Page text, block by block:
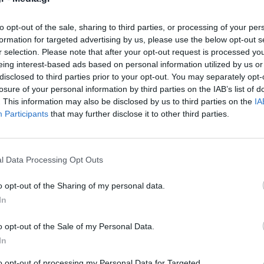
opt-out of the sale, sharing to third parties, or processing of your
for targeted advertising by us, please use the below opt-out
selection. Please note that after your opt-out request is processed
interest-based ads based on personal information utilized by us
to third parties prior to your opt-out. You may separately
of your personal information by third parties on the IAB’s list of
This information may also be disclosed by us to third parties on the
Participants that may further disclose it to other third parties.
Data Processing Opt Outs
opt-out of the Sharing of my personal data.
opt-out of the Sale of my Personal Data.
να δέσουν τον προστατευόμενο
και τέσσερα ακόμα που
από τα Ηνωμένα Αραβικά Εμιράτα που
τεθεί στην παρακολούθηση των διωκτικών
παρακολουθήσεις,
συνομιλίες των ύποπτων
τον «Μάξιμο Σαράφη» που κατείχε το
συνομιλεί τηλεφωνικά
ο παρακάτω διάλογος: